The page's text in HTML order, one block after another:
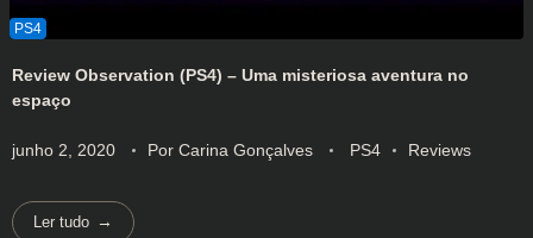
Review Observation (PS4) – Uma misteriosa aventura no
espaço
junho 2, 2020 Por Carina Gonçalves PS4 Reviews
Ler tudo